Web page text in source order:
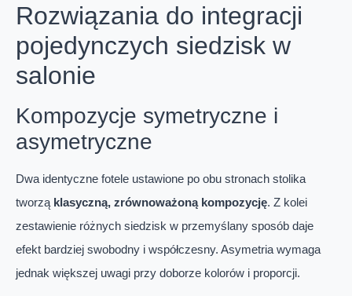
Rozwiązania do integracji
pojedynczych siedzisk w
salonie
Kompozycje symetryczne i
asymetryczne
Dwa identyczne fotele ustawione po obu stronach stolika
tworzą klasyczną, zrównoważoną kompozycję. Z kolei
zestawienie różnych siedzisk w przemyślany sposób daje
efekt bardziej swobodny i współczesny. Asymetria wymaga
jednak większej uwagi przy doborze kolorów i proporcji.